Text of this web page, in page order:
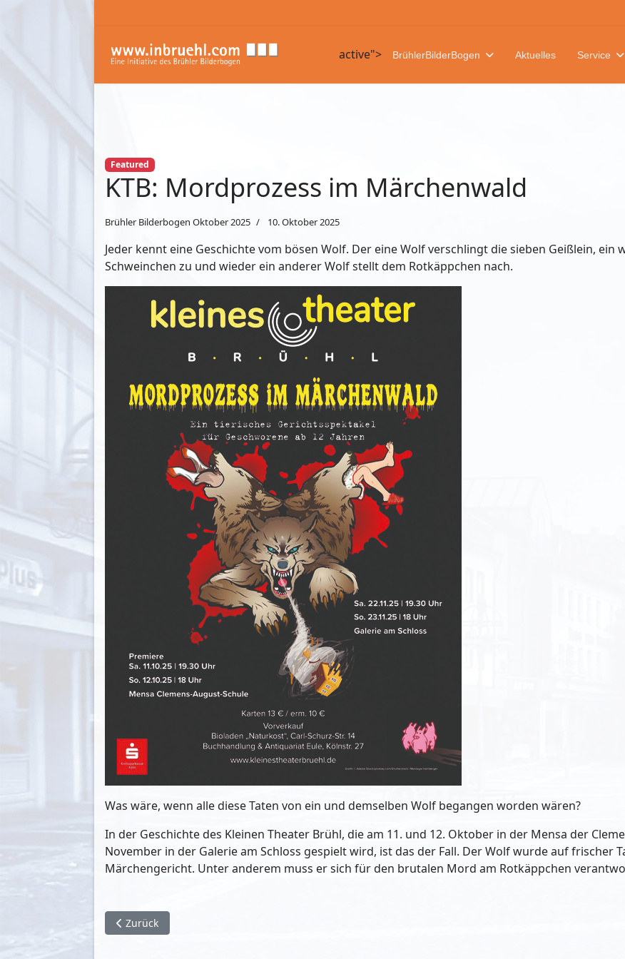
active"> BrühlerBilderBogen Aktuelles Service
Featured
KTB: Mordprozess im Märchenwald
Brühler Bilderbogen Oktober 2025 10. Oktober 2025
Jeder kennt eine Geschichte vom bösen Wolf. Der eine Wolf verschlingt die sieben Geißlein,
Schweinchen zu und wieder ein anderer Wolf stellt dem Rotkäppchen nach.
Was wäre, wenn alle diese Taten von ein und demselben Wolf begangen worden wären?
In der Geschichte des Kleinen Theater Brühl, die am 11. und 12. Oktober in der Mensa der
November in der Galerie am Schloss gespielt wird, ist das der Fall. Der Wolf wurde auf frischer
Märchengericht. Unter anderem muss er sich für den brutalen Mord am Rotkäppchen
Vorheriger Beitrag: Konzerte, Kabarett und Kleinkunst
Zurück